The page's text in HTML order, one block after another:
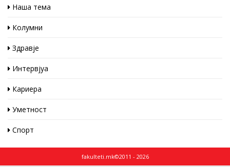
Наша тема
Колумни
Здравје
Интервјуа
Кариера
Уметност
Спорт
fakulteti.mk©2011 - 2026